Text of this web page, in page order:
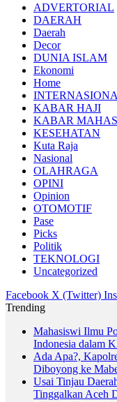
ADVERTORIAL
DAERAH
Daerah
Decor
DUNIA ISLAM
Ekonomi
Home
KABAR HAJI
KABAR
KESEHATAN
Kuta Raja
Nasional
OLAHRAGA
OPINI
Opinion
OTOMOTIF
Pase
Picks
Politik
TEKNOLOGI
Uncategorized
Facebook X (Twitter)
Trending
Mahasiswi Ilmu
Indonesia dalam
Ada Apa?,
Diboyong ke
Usai Tinjau
Tinggalkan Aceh